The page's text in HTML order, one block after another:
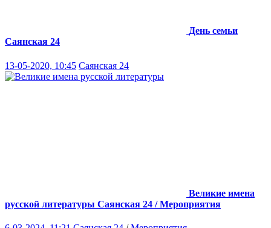
День семьи
Саянская 24
13-05-2020, 10:45 Саянская 24
Великие имена
русской литературы Саянская 24 / Мероприятия